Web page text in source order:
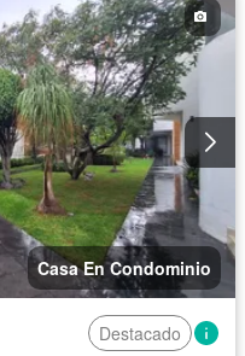
Casa En Condominio
Destacado